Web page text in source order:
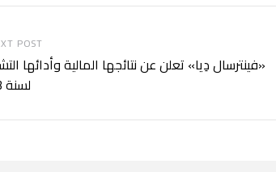
POST
«فينترسال دِيا» تعلن عن نتائجها المالية وأدائها
لسنة 2023